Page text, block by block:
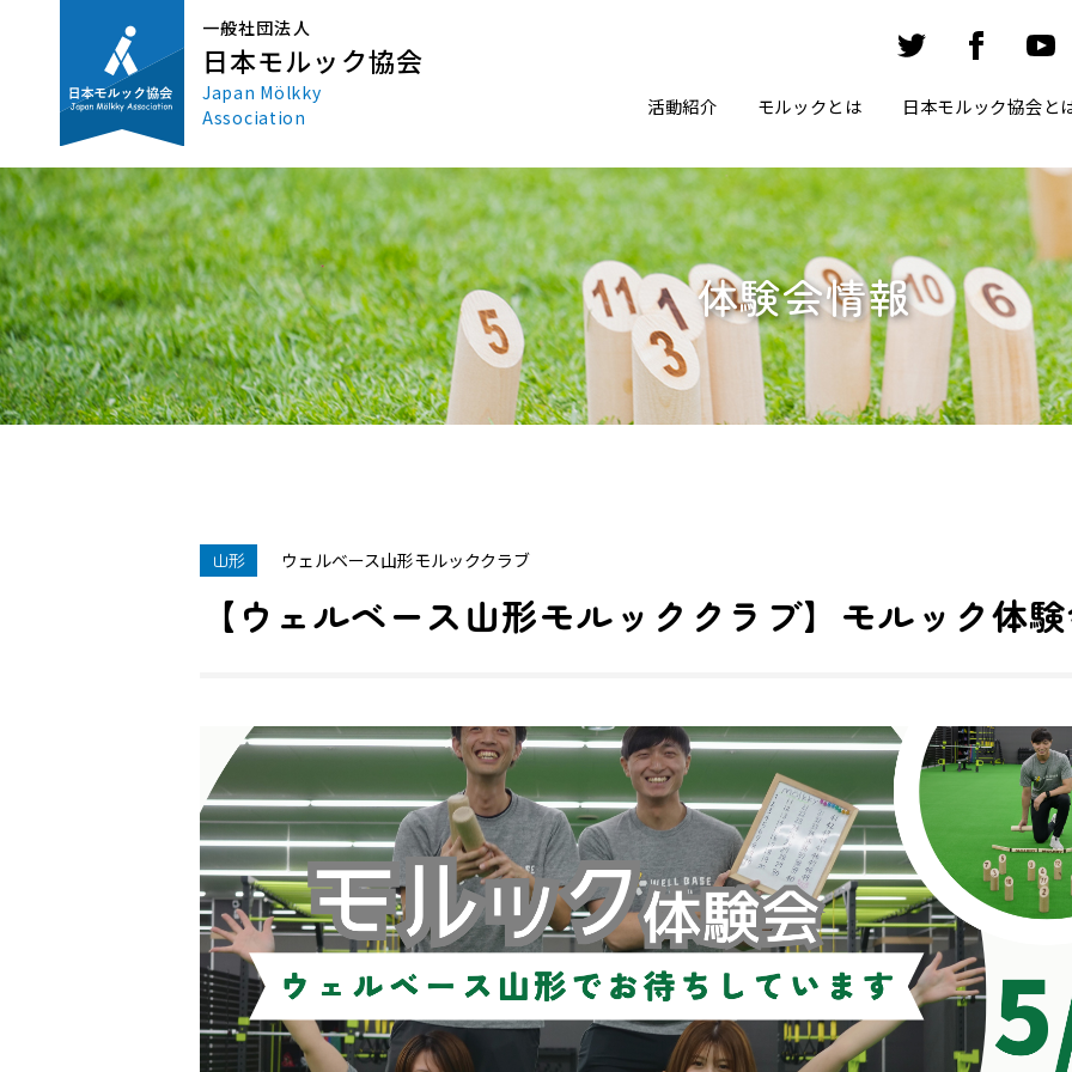
一般社団法人
日本モルック協会
Japan Mölkky
Association
活動紹介 モルックとは 日本モルック協会と
体験会情報
山形 ウェルベース山形モルッククラブ
【ウェルベース山形モルッククラブ】モルック体